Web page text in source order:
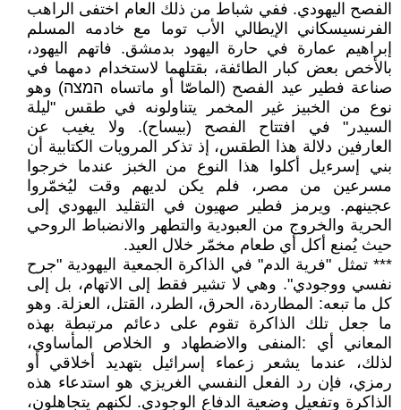
الفصح اليهودي. ففي شباط من ذلك العام اختفى الراهب
الفرنسيسكاني الإيطالي الأب توما مع خادمه المسلم
إبراهيم عمارة في حارة اليهود بدمشق. فاتهم اليهود،
بالأخص بعض كبار الطائفة، بقتلهما لاستخدام دمهما في
صناعة فطير عيد الفصح (الماصّا أو ماتساه המצה) وهو
نوع من الخبيز غير المخمر يتناولونه في طقس "ليلة
السيدر" في افتتاح الفصح (بيساح). ولا يغيب عن
العارفين دلالة هذا الطقس، إذ تذكر المرويات الكتابية أن
بني إسرءيل أكلوا هذا النوع من الخبز عندما خرجوا
مسرعين من مصر، فلم يكن لديهم وقت ليُخمّروا
عجينهم. ويرمز فطير صهيون في التقليد اليهودي إلى
الحرية والخروج من العبودية والتطهر والانضباط الروحي
حيث يُمنع أكل أي طعام مخمّر خلال العيد.
*** تمثل "فرية الدم" في الذاكرة الجمعية اليهودية "جرح
نفسي ووجودي". وهي لا تشير فقط إلى الاتهام، بل إلى
كل ما تبعه: المطاردة، الحرق، الطرد، القتل، العزلة. وهو
ما جعل تلك الذاكرة تقوم على دعائم مرتبطة بهذه
المعاني أي :المنفى والاضطهاد و الخلاص المأساوي،
لذلك، عندما يشعر زعماء إسرائيل بتهديد أخلاقي أو
رمزي، فإن رد الفعل النفسي الغريزي هو استدعاء هذه
الذاكرة وتفعيل وضعية الدفاع الوجودي. لكنهم يتجاهلون،